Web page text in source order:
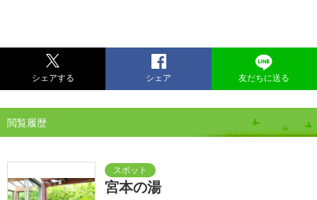
シェアする シェア 友だちに送る
閲覧履歴
宮本の湯